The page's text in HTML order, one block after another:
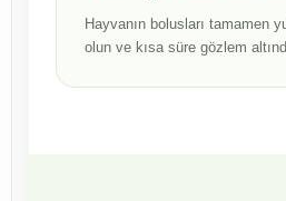
Hayvanın bolusları tamamen
olun ve kısa süre gözlem